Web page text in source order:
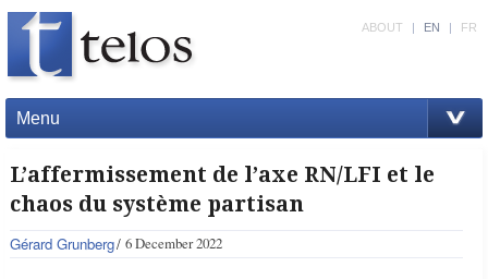
Menu
ABOUT | EN | FR
L’affermissement de l’axe RN/LFI et le
chaos du système partisan
Gérard Grunberg 6 December 2022